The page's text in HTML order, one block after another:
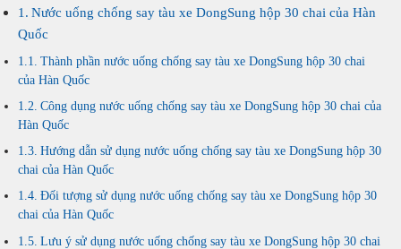
Nước uống chống say tàu xe DongSung hộp 30 chai của Hàn
Quốc
Thành phần nước uống chống say tàu xe DongSung hộp 30 chai
của Hàn Quốc
Công dụng nước uống chống say tàu xe DongSung hộp 30 chai của
Hàn Quốc
Hướng dẫn sử dụng nước uống chống say tàu xe DongSung hộp 30
chai của Hàn Quốc
Đối tượng sử dụng nước uống chống say tàu xe DongSung hộp 30
chai của Hàn Quốc
Lưu ý sử dụng nước uống chống say tàu xe DongSung hộp 30 chai